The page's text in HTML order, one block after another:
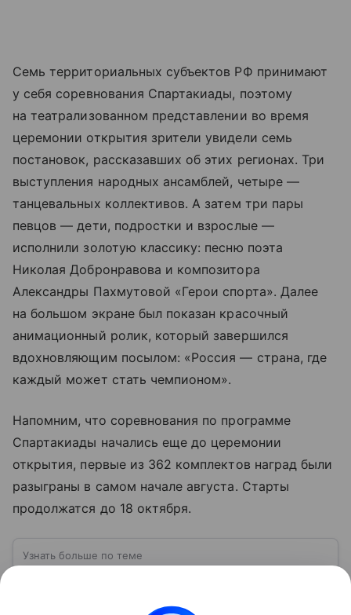
Семь территориальных субъектов РФ принимают
у себя соревнования Спартакиады, поэтому
на театрализованном представлении во время
церемонии открытия зрители увидели семь
постановок, рассказавших об этих регионах. Три
выступления народных ансамблей, четыре —
танцевальных коллективов. А затем три пары
певцов — дети, подростки и взрослые —
исполнили золотую классику: песню поэта
Николая Добронравова и композитора
Александры Пахмутовой «Герои спорта». Далее
на большом экране был показан красочный
анимационный ролик, который завершился
вдохновляющим посылом: «Россия — страна, где
каждый может стать чемпионом».
Напомним, что соревнования по программе
Спартакиады начались еще до церемонии
открытия, первые из 362 комплектов наград были
разыграны в самом начале августа. Старты
продолжатся до 18 октября.
Узнать больше по теме
Республика Татарстан — субъект Российской